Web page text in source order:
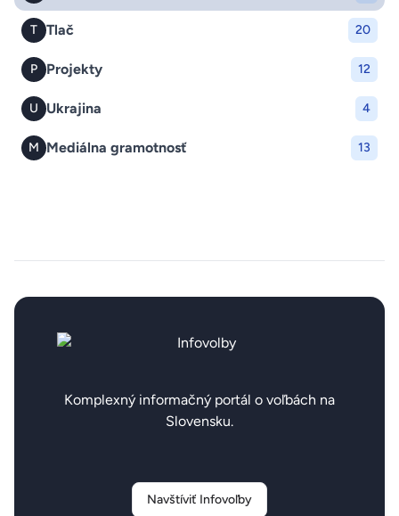
T Tlač 20
P Projekty 12
U Ukrajina 4
M Mediálna gramotnosť 13
Komplexný informačný portál o voľbách na
Slovensku.
Navštíviť Infovoľby